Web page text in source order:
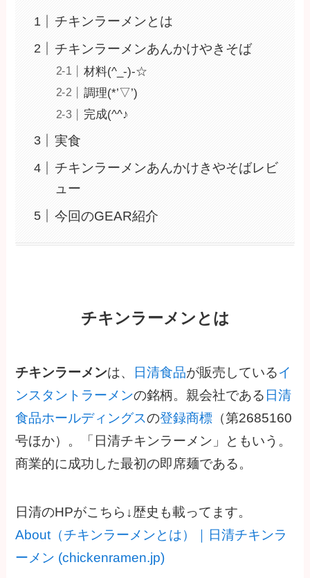
チキンラーメンとは
チキンラーメンあんかけやきそば
材料(^_-)-☆
調理(*’▽’)
完成(^^♪
実食
チキンラーメンあんかけきやそばレビ
ュー
今回のGEAR紹介
チキンラーメンとは
チキンラーメンは、 日清食品が販売しているイ
ンスタントラーメンの銘柄。親会社である 日清
食品ホールディングスの登録商標 （第2685160
号ほか）。「日清チキンラーメン」ともいう。
商業的に成功した最初の即席麺である。
日清のHPがこちら↓歴史も載ってます。
About（チキンラーメンとは）｜日清チキンラ
ーメン (chickenramen.jp)